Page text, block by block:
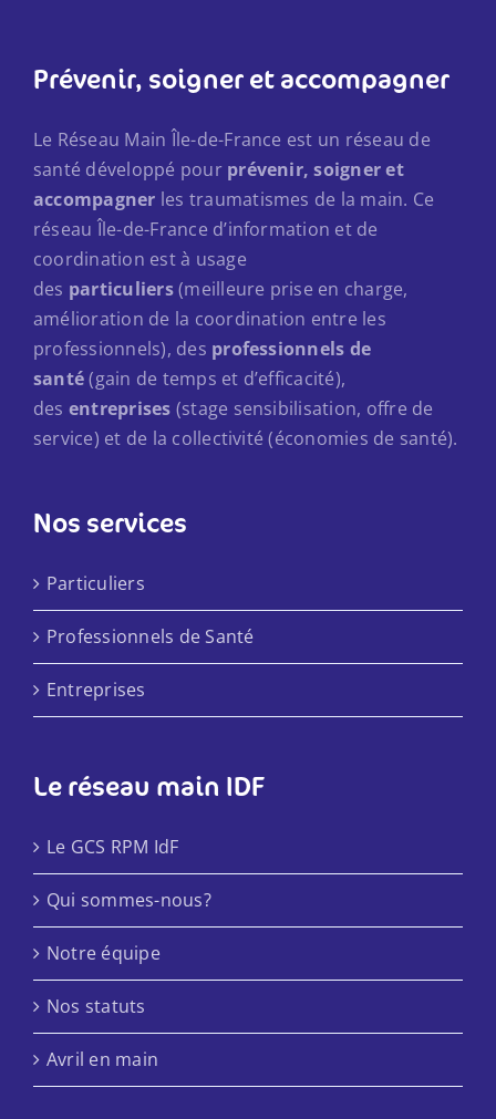
Prévenir, soigner et accompagner
Le Réseau Main Île-de-France est un réseau de
santé développé pour prévenir, soigner et
accompagner les traumatismes de la main. Ce
réseau Île-de-France d’information et de
coordination est à usage
des particuliers(meilleure prise en charge,
amélioration de la coordination entre les
professionnels), des professionnels de
santé(gain de temps et d’efficacité),
des entreprises (stage sensibilisation, offre de
service) et de la collectivité (économies de santé).
Nos services
Particuliers
Professionnels de Santé
Entreprises
Le réseau main IDF
Le GCS RPM IdF
Qui sommes-nous?
Notre équipe
Nos statuts
Avril en main